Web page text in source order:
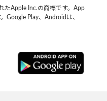
たApple Inc.の商標です。App
Google Play、Androidは、